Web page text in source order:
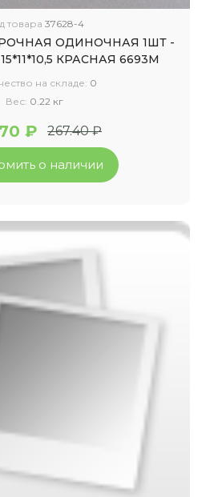
товара 37628-4
ОДИНОЧНАЯ 1ШТ -
КРАСНАЯ 6693М
на складе: 0
Вес: 0.22 кг
₽ 267.40 ₽
о наличии